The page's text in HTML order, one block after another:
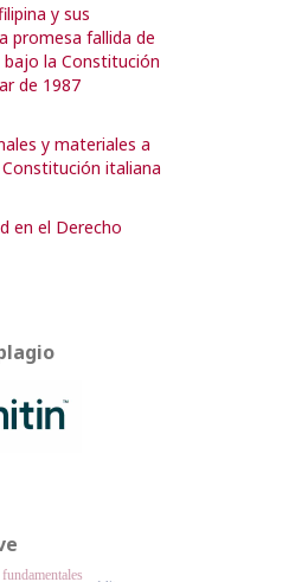
y sus
promesa fallida de
la Constitución
de 1987
y materiales a
italiana
en el Derecho